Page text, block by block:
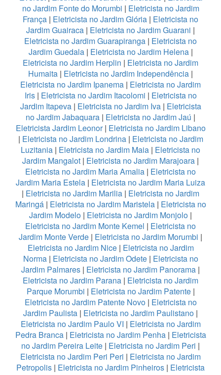
no Jardim Fonte do Morumbi | Eletricista no Jardim
França | Eletricista no Jardim Glória | Eletricista no
Jardim Guairaca | Eletricista no Jardim Guarani |
Eletricista no Jardim Guarapiranga | Eletricista no
Jardim Guedala| Eletricista no Jardim Helena|
Eletricista no Jardim Herplin | Eletricista no Jardim
Humaita | Eletricista no Jardim Independência |
Eletricista no Jardim Ipanema | Eletricista no Jardim
Iris| Eletricista no Jardim Itacolomi | Eletricista no
Jardim Itapeva| Eletricista no Jardim Iva| Eletricista
no Jardim Jabaquara | Eletricista no Jardim Jaú |
Eletricista Jardim Leonor| Eletricista no Jardim Libano
| Eletricista no Jardim Londrina| Eletricista no Jardim
Luzitania | Eletricista no Jardim Maia | Eletricista no
Jardim Mangalot | Eletricista no Jardim Marajoara |
Eletricista no Jardim Maria Amalia | Eletricista no
Jardim Maria Estela | Eletricista no Jardim Maria Luiza
| Eletricista no Jardim Marilia | Eletricista no Jardim
Maringá| Eletricista no Jardim Maristela| Eletricista no
Jardim Modelo | Eletricista no Jardim Monjolo |
Eletricista no Jardim Monte Kemel | Eletricista no
Jardim Monte Verde | Eletricista no Jardim Morumbi |
Eletricista no Jardim Nice| Eletricista no Jardim
Norma| Eletricista no Jardim Odete| Eletricista no
Jardim Palmares | Eletricista no Jardim Panorama |
Eletricista no Jardim Parana | Eletricista no Jardim
Parque Morumbi | Eletricista no Jardim Patente|
Eletricista no Jardim Patente Novo| Eletricista no
Jardim Paulista | Eletricista no Jardim Paulistano |
Eletricista no Jardim Paulo VI | Eletricista no Jardim
Pedra Branca| Eletricista no Jardim Penha| Eletricista
no Jardim Pereira Leite | Eletricista no Jardim Peri |
Eletricista no Jardim Peri Peri | Eletricista no Jardim
Petropolis | Eletricista no Jardim Pinheiros | Eletricista